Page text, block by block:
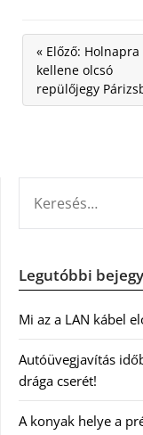
« Előző: Holnapra
kellene olcsó
repülőjegy
Legutóbbi
Mi az a LAN kábel
Autóüvegjavítás
drága cserét!
A konyak helye a